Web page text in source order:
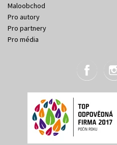
Maloobchod
Pro autory
Pro partnery
Pro média